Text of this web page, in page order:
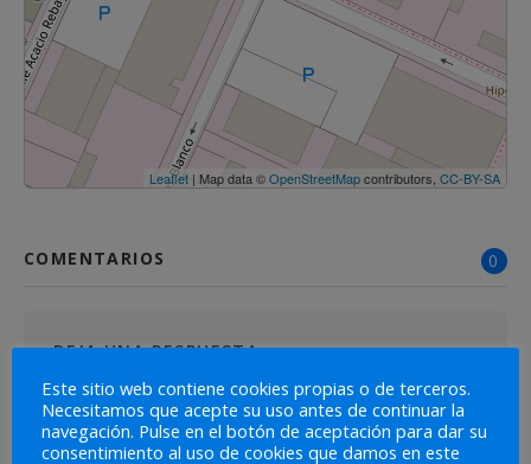
Leaflet | Map data ©OpenStreetMapcontributors, CC-BY-SA
COMENTARIOS 0
DEJA UNA RESPUESTA
Lo siento, debes estar conectadopara publicar un
comentario.
Este sitio web contiene cookies propias o de terceros.
Necesitamos que acepte su uso antes de continuar la
navegación. Pulse en el botón de aceptación para dar su
consentimiento al uso de cookies que damos en este